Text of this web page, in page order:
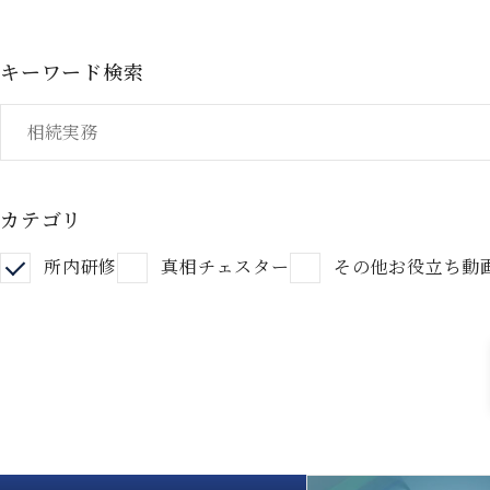
キーワード検索
カテゴリ
所内研修 真相チェスター その他お役立ち動